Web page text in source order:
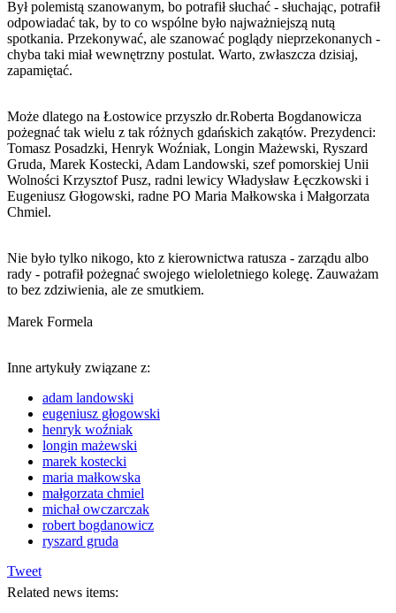
Był polemistą szanowanym, bo potrafił słuchać - słuchając, potrafił
odpowiadać tak, by to co wspólne było najważniejszą nutą
spotkania. Przekonywać, ale szanować poglądy nieprzekonanych -
chyba taki miał wewnętrzny postulat. Warto, zwłaszcza dzisiaj,
zapamiętać.
Może dlatego na Łostowice przyszło dr.Roberta Bogdanowicza
pożegnać tak wielu z tak różnych gdańskich zakątów. Prezydenci:
Tomasz Posadzki, Henryk Woźniak, Longin Mażewski, Ryszard
Gruda, Marek Kostecki, Adam Landowski, szef pomorskiej Unii
Wolności Krzysztof Pusz, radni lewicy Władysław Łęczkowski i
Eugeniusz Głogowski, radne PO Maria Małkowska i Małgorzata
Chmiel.
Nie było tylko nikogo, kto z kierownictwa ratusza - zarządu albo
rady - potrafił pożegnać swojego wieloletniego kolegę. Zauważam
to bez zdziwienia, ale ze smutkiem.
Marek Formela
Inne artykuły związane z:
adam landowski
eugeniusz głogowski
henryk woźniak
longin mażewski
marek kostecki
maria małkowska
małgorzata chmiel
michał owczarczak
robert bogdanowicz
ryszard gruda
Tweet
Related news items: